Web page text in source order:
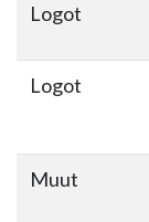
Logot
Logot
Muut